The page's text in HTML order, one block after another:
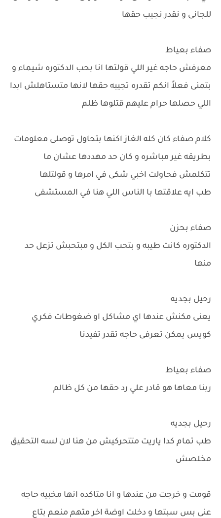
للجانى و نقدر نجيب حقها
صفاء بعياط
معرفش حاجه غير اللي قولتها انا بحب الدكتوره شيماء و
بتمنى فعلاً انكم تقدره تجيبه حقها لانها متستاهلش ابدا
اللي حصلها حرام عليهم قتلوها ظلم
كلام صفاء كان كله الغاز اكنها بتحاول توصلى معلومات
بطريقه غير مباشره و كان حد مهددها عشان ما
تتكلمش فحاولت اخبي شكى في امرها و قولتلها
طب ايه علاقتها با الناس اللي هنا في المستشفى
صفاء بحزن
الدكتوره كانت طيبه و بتحب الكل و مبتحبش تزعل حد
منها
رحيل بجديه
يعنى مكنش عندها اي مشاكل او ضغوطات فكري
كويس يمكن تعرفى حاجه تقدر تفيدنا
صفاء بعياط
ربنا معاها هو قادر علي رد حقها من كل ظالم
رحيل بجديه
طب تمام كدا ياريت متتحركيش من هنا لان لسه التحقيق
مخلصش
قومت و خرجت من عندها و انا متاكده انها مخبيه حاجه
عنى بس سبتها و دخلت اوضة اخر متهم منعم بتاع